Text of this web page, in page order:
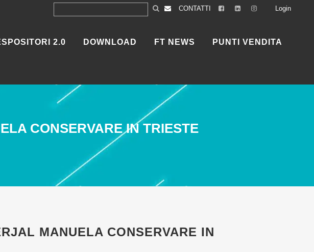
CONTATTI Login
2.0 DOWNLOAD FT NEWS PUNTI VENDITA
CONSERVARE IN TRIESTE
MANUELA CONSERVARE IN